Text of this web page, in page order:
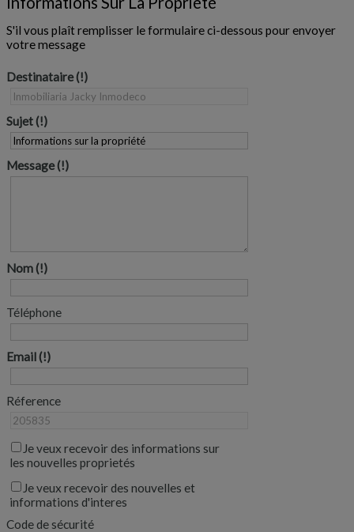
S'il vous plaît remplisser le formulaire ci-dessous pour envoyer
votre message
Destinataire
Sujet
Message
Nom
Téléphone
Email
Réference
Je veux recevoir des informations sur
les nouvelles proprietés
Je veux recevoir des nouvelles et
informations d'interes
Code de sécurité